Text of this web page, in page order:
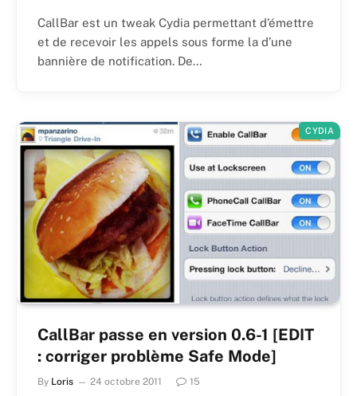
CallBar est un tweak Cydia permettant d’émettre
et de recevoir les appels sous forme la d’une
bannière de notification. De…
CYDIA
CallBar passe en version 0.6-1 [EDIT
: corriger problème Safe Mode]
By Loris 24 octobre 2011 15